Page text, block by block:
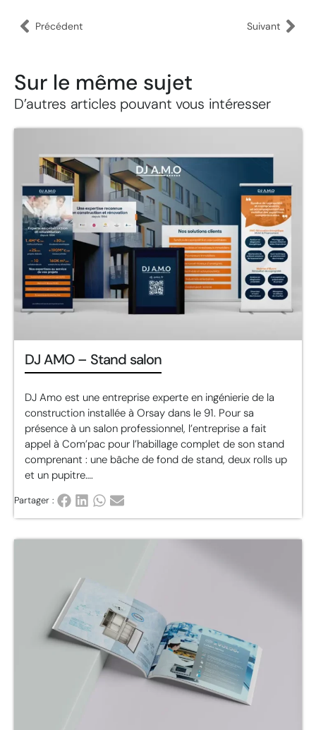
Précédent Suivant
Sur le même sujet
D’autres articles pouvant vous intéresser
DJ AMO – Stand salon
DJ Amo est une entreprise experte en ingénierie de la
construction installée à Orsay dans le 91. Pour sa
présence à un salon professionnel, l’entreprise a fait
appel à Com’pac pour l’habillage complet de son stand
comprenant : une bâche de fond de stand, deux rolls up
et un pupitre….
Partager :